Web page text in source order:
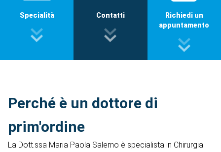
Specialità Contatti
Richiedi un
appuntamento
Perché è un dottore di
prim'ordine
La Dott.ssa Maria Paola Salerno è specialista in Chirurgia